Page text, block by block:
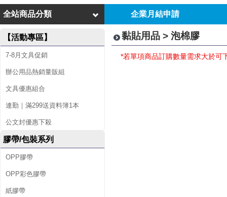
企業月結申請
全站商品分類
【活動專區】
7-8月文具促銷
辦公用品熱銷量販組
文具優惠組合
連勤｜滿299送資料簿1本
公文封優惠下殺
膠帶/包裝系列
OPP膠帶
OPP彩色膠帶
紙膠帶
黏貼用品 > 泡棉膠
*若單項商品訂購數量需求大於可